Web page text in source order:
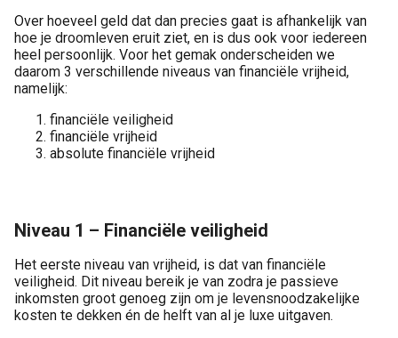
Over hoeveel geld dat dan precies gaat is afhankelijk van
hoe je droomleven eruit ziet, en is dus ook voor iedereen
heel persoonlijk. Voor het gemak onderscheiden we
daarom 3 verschillende niveaus van financiële vrijheid,
namelijk:
financiële veiligheid
financiële vrijheid
absolute financiële vrijheid
Niveau 1 – Financiële veiligheid
Het eerste niveau van vrijheid, is dat van financiële
veiligheid. Dit niveau bereik je van zodra je passieve
inkomsten groot genoeg zijn om je levensnoodzakelijke
kosten te dekken én de helft van al je luxe uitgaven.